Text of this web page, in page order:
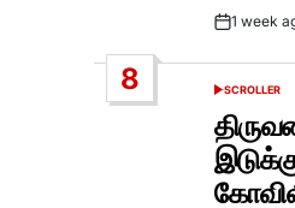
Post1 week
8
POSTED
SCROLLER